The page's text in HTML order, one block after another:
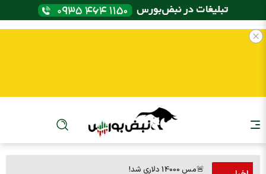
🚨مس 14000 دلاری شد!